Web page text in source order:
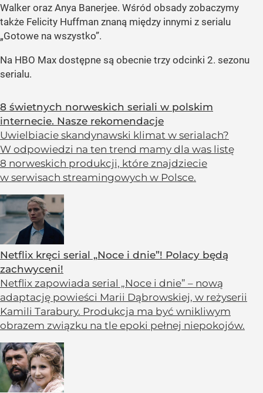
Walker oraz Anya Banerjee. Wśród obsady zobaczymy
także Felicity Huffman znaną między innymi z serialu
„Gotowe na wszystko”.
Na HBO Max dostępne są obecnie trzy odcinki 2. sezonu
serialu.
8 świetnych norweskich seriali w polskim
internecie. Nasze rekomendacje
Uwielbiacie skandynawski klimat w serialach?
W odpowiedzi na ten trend mamy dla was listę
8 norweskich produkcji, które znajdziecie
w serwisach streamingowych w Polsce.
Netflix kręci serial „Noce i dnie”! Polacy będą
zachwyceni!
Netflix zapowiada serial „Noce i dnie” – nową
adaptację powieści Marii Dąbrowskiej, w reżyserii
Kamili Tarabury. Produkcja ma być wnikliwym
obrazem związku na tle epoki pełnej niepokojów.